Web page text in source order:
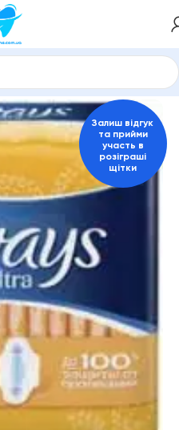
Прокладки гігієнічні
Залиш відгук
та прийми
участь в
розіграші
щітки